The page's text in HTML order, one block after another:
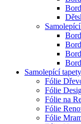
Samolepící tapety
Fólie
Fólie
Fólie na
Fólie
Fólie